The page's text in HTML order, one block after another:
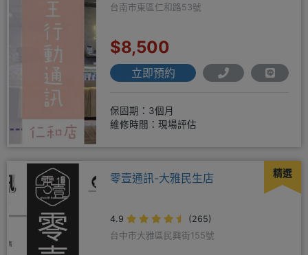
台南市東區仁和路53號
$8,500
立即預約
保固期：3個月
維修時間：現場評估
精選
零壹通訊-大雅民生店
4.9
(265)
台中市大雅區民興街155號